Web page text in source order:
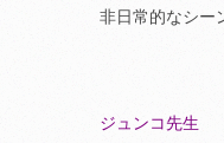
非日常的なシー
ジュンコ先生